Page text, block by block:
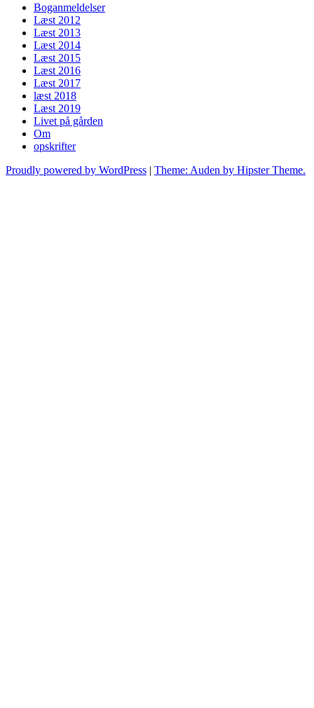
Boganmeldelser
Læst 2012
Læst 2013
Læst 2014
Læst 2015
Læst 2016
Læst 2017
læst 2018
Læst 2019
Livet på gården
Om
opskrifter
Proudly powered by WordPress | Theme: Auden by Hipster Theme.